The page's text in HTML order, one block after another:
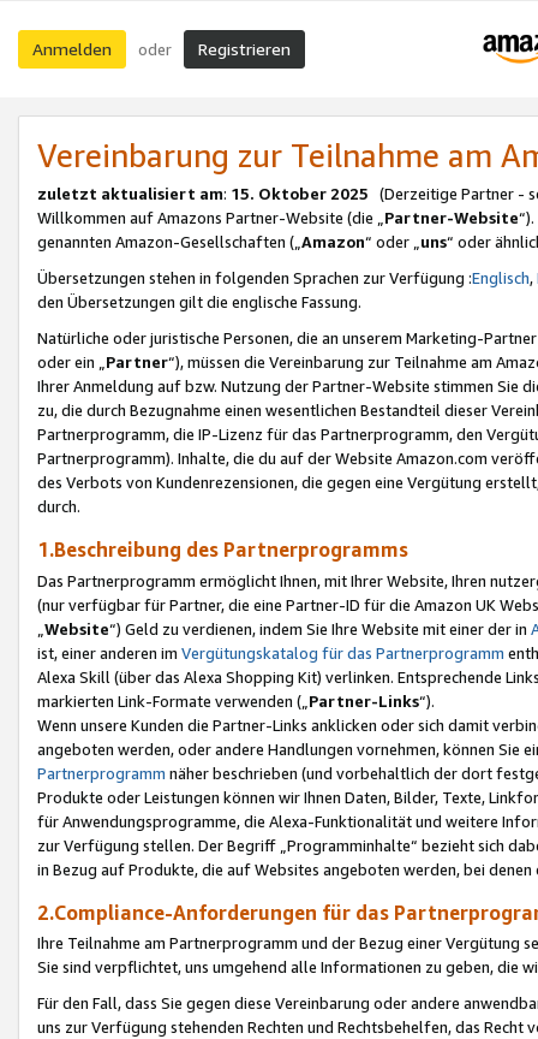
Anmelden oder Registrieren
Vereinbarung zur Teilnahme am
zuletzt aktualisiert am: 15. Oktober 2025 (Derzeitige Partner -
Willkommen auf Amazons Partner-Website (die „Partner-Website
genannten Amazon-Gesellschaften („Amazon“ oder „uns“ oder
Übersetzungen stehen in folgenden Sprachen zur Verfügung :Englisch,
den Übersetzungen gilt die englische Fassung.
Natürliche oder juristische Personen, die an unserem Marketing-
oder ein „Partner“), müssen die Vereinbarung zur Teilnahme am
Ihrer Anmeldung auf bzw. Nutzung der Partner-Website stimmen Sie
zu, die durch Bezugnahme einen wesentlichen Bestandteil dieser
Partnerprogramm, die IP-Lizenz für das Partnerprogramm, den
Partnerprogramm). Inhalte, die du auf der Website Amazon.com
des Verbots von Kundenrezensionen, die gegen eine Vergütung
durch.
1.Beschreibung des Partnerprogramms
Das Partnerprogramm ermöglicht Ihnen, mit Ihrer Website, Ihren
(nur verfügbar für Partner, die eine Partner-ID für die Amazon UK
Website“) Geld zu verdienen, indem Sie Ihre Website mit einer der in
ist, einer anderen im Vergütungskatalog für das Partnerprogramm
Alexa Skill (über das Alexa Shopping Kit) verlinken. Entsprechende
markierten Link-Formate verwenden („ Partner-Links“).
Wenn unsere Kunden die Partner-Links anklicken oder sich damit
angeboten werden, oder andere Handlungen vornehmen, können Sie
Partnerprogramm näher beschrieben (und vorbehaltlich der dort
Produkte oder Leistungen können wir Ihnen Daten, Bilder, Texte,
für Anwendungsprogramme, die Alexa-Funktionalität und weitere
zur Verfügung stellen. Der Begriff „Programminhalte“ bezieht sich
in Bezug auf Produkte, die auf Websites angeboten werden, bei
2.Compliance-Anforderungen für das
Ihre Teilnahme am Partnerprogramm und der Bezug einer Vergütung
Sie sind verpflichtet, uns umgehend alle Informationen zu geben, die
Für den Fall, dass Sie gegen diese Vereinbarung oder andere
uns zur Verfügung stehenden Rechten und Rechtsbehelfen, das